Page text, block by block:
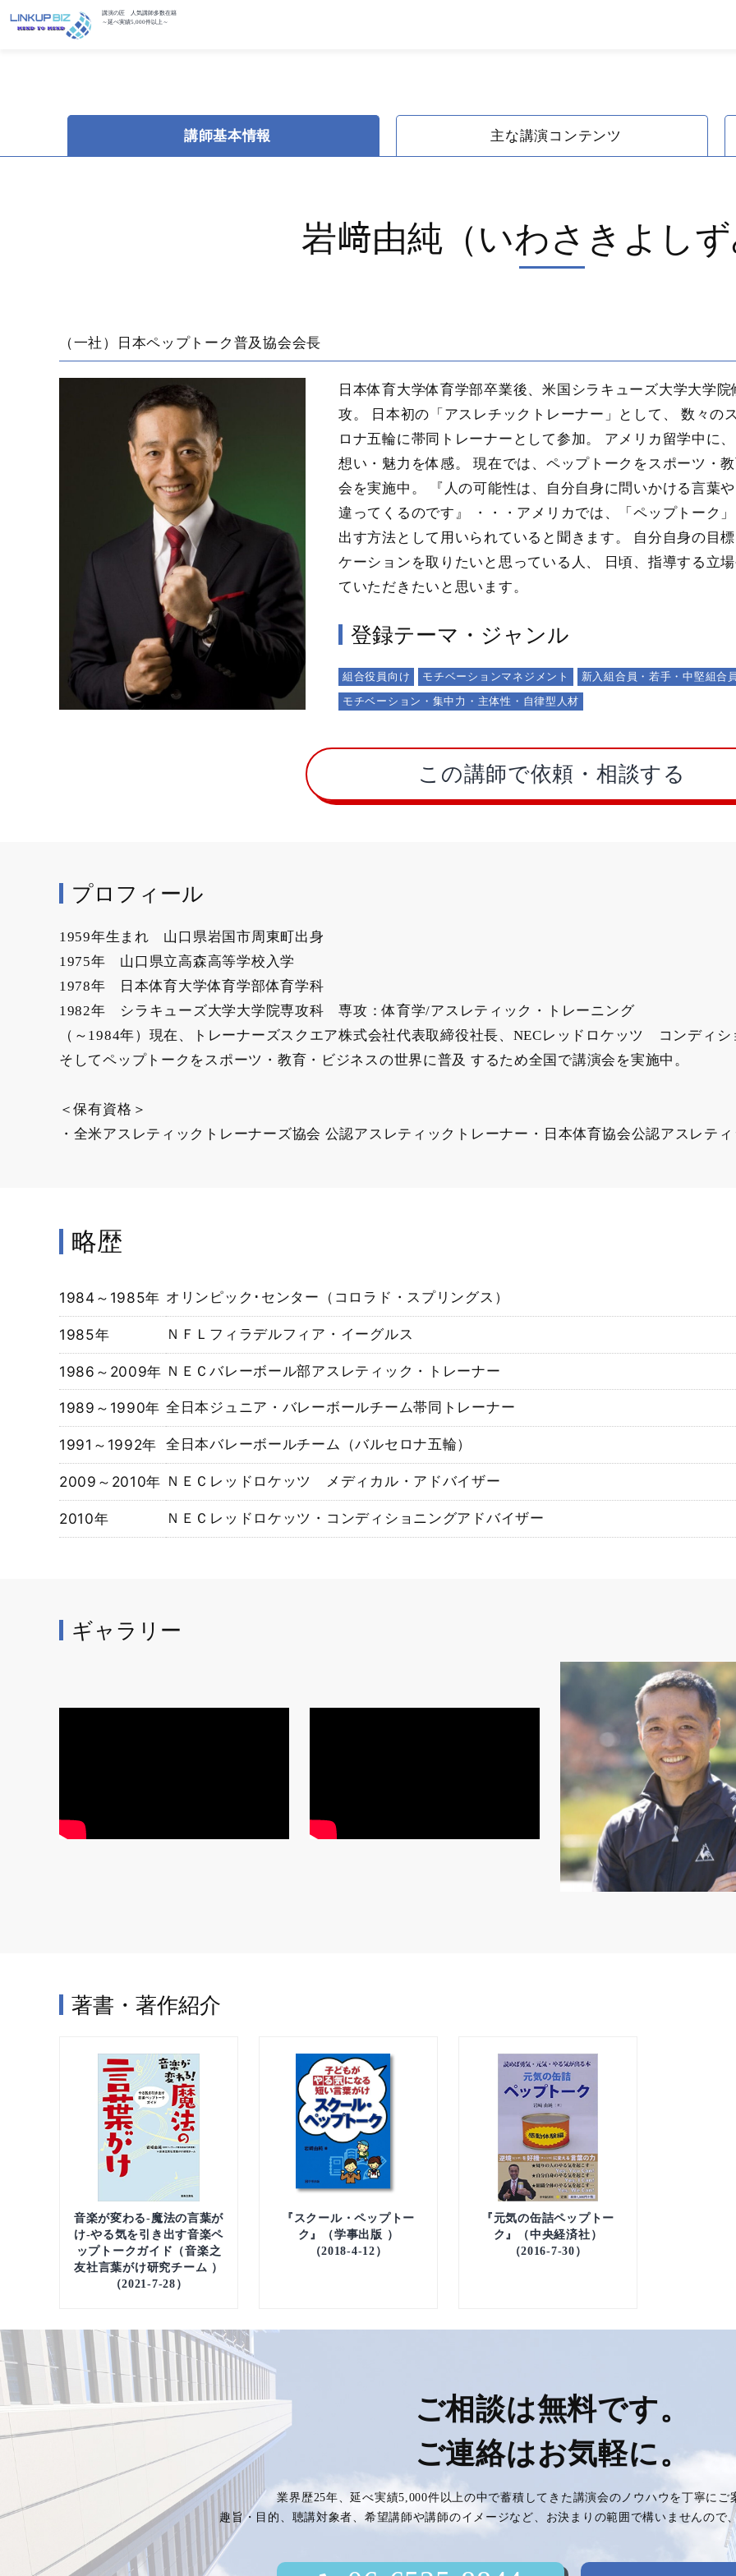
講演の匠 人気講師多数在籍
～延べ実績5,000件以上～
講師基本情報 主な講演コンテンツ
岩﨑由純（いわさきよしず
（一社）日本ペップトーク普及協会会長
日本体育大学体育学部卒業後、米国シラキューズ大学大学
攻。 日本初の「アスレチックトレーナー」として、 数々の
ロナ五輪に帯同トレーナーとして参加。 アメリカ留学中に
想い・魅力を体感。 現在では、ペップトークをスポーツ・
会を実施中。 『人の可能性は、自分自身に問いかける言葉
違ってくるのです』 ・・・アメリカでは、「ペップトーク
出す方法として用いられていると聞きます。 自分自身の目
ケーションを取りたいと思っている人、 日頃、指導する立
ていただきたいと思います。
登録テーマ・ジャンル
組合役員向け モチベーションマネジメント
新入組合員・若手・中堅組合
モチベーション・集中力・主体性・自律型人材
この講師で依頼・相談する
プロフィール
1959年生まれ 山口県岩国市周東町出身
1975年 山口県立高森高等学校入学
1978年 日本体育大学体育学部体育学科
1982年 シラキューズ大学大学院専攻科 専攻：体育学/アスレティック・トレーニング
（～1984年）現在、トレーナーズスクエア株式会社代表取締役社長、NECレッドロケッツ コンディシ
そしてペップトークをスポーツ・教育・ビジネスの世界に普及 するため全国で講演会を実施中。
＜保有資格＞
・全米アスレティックトレーナーズ協会 公認アスレティックトレーナー ・日本体育協会公認アスレテ
略歴
1984～1985年 オリンピック･センター（コロラド・スプリングス）
1985年 ＮＦＬフィラデルフィア・イーグルス
1986～2009年 ＮＥＣバレーボール部アスレティック・トレーナー
1989～1990年 全日本ジュニア・バレーボールチーム帯同トレーナー
1991～1992年 全日本バレーボールチーム（バルセロナ五輪）
2009～2010年 ＮＥＣレッドロケッツ メディカル・アドバイザー
2010年 ＮＥＣレッドロケッツ・コンディショニングアドバイザー
ギャラリー
著書・著作紹介
音楽が変わる-魔法の言葉が
け-やる気を引き出す音楽ペ
ップトークガイド（音楽之
友社言葉がけ研究チーム ）
（2021-7-28）
『スクール・ペップトー
ク』（学事出版 ）
（2018-4-12）
『元気の缶詰ペップトー
ク』（中央経済社）
（2016-7-30）
ご相談は無料です。
ご連絡はお気軽に。
業界歴25年、延べ実績5,000件以上の中で蓄積してきた講演会のノウハウを丁寧にご
趣旨・目的、聴講対象者、希望講師や講師のイメージなど、お決まりの範囲で構いませんので